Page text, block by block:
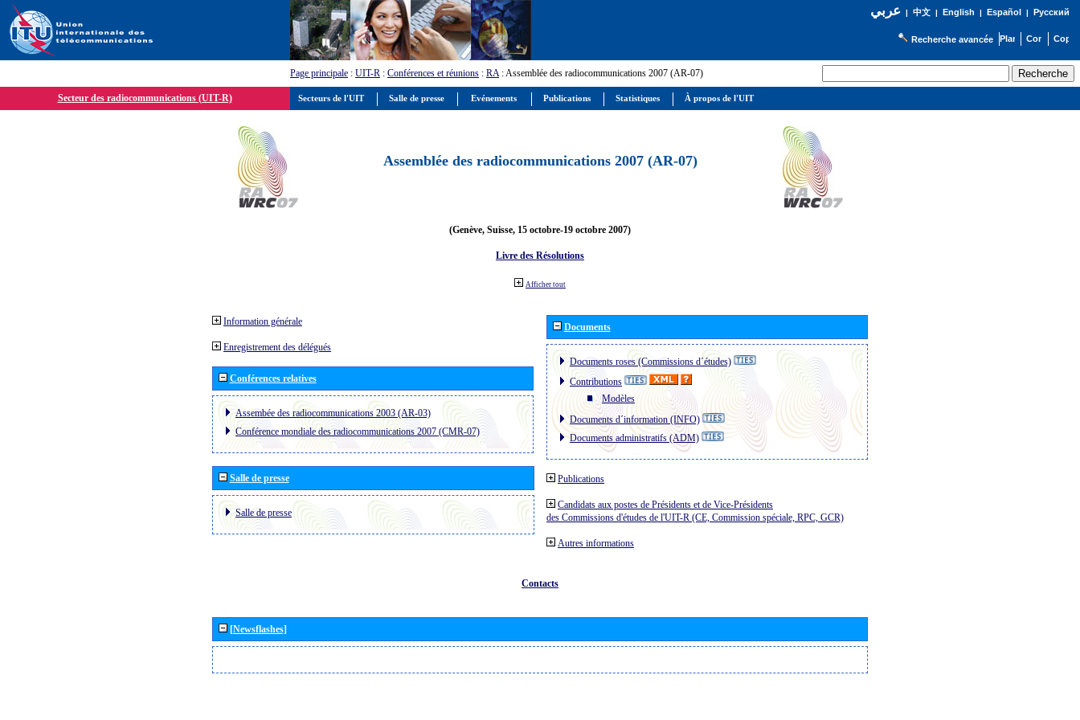
عربي| 中文| English | Español | Русский
Recherche avancée
Page principale : UIT-R : Conférences et réunions : RA: Assemblée des radiocommunications 2007 (AR-07)
Secteur des radiocommunications (UIT-R)
Assemblée des radiocommunications 2007 (AR-07)
(Genève, Suisse, 15 octobre-19 octobre 2007)
Livre des Résolutions
Afficher tout
Information générale
Enregistrement des délégués
Conférences relatives
Assembée des radiocommunications 2003 (AR-03)
Conférence mondiale des radiocommunications 2007 (CMR-07)
Salle de presse
Salle de presse
Documents
Documents roses (Commissions d´études)
Contributions
Modèles
Documents d´information (INFO)
Documents administratifs (ADM)
Publications
Candidats aux postes de Présidents et de Vice-Présidents
des Commissions d'études de l'UIT-R (CE, Commission spéciale, RPC, GCR)
Autres informations
Contacts
[Newsflashes]
Secteurs de l'UIT Salle de presse Evénements Publications Statistiques À propos de l'UIT